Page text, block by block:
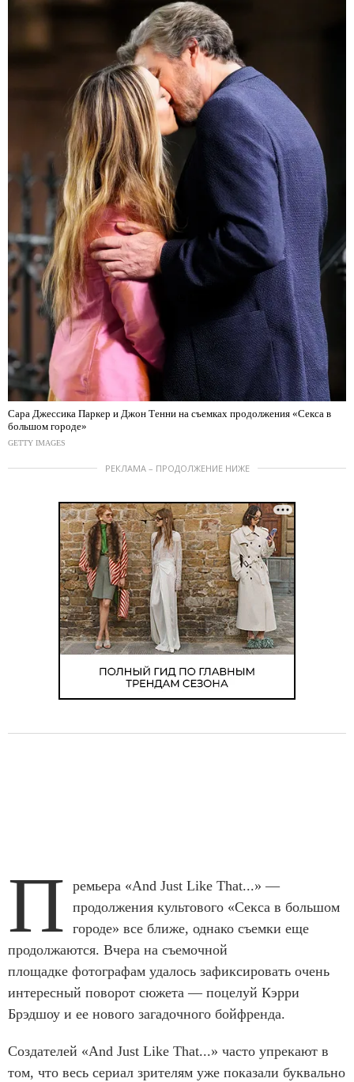
Сара Джессика Паркер и Джон Тенни на съемках продолжения «Секса в
большом городе»
GETTY IMAGES
РЕКЛАМА – ПРОДОЛЖЕНИЕ НИЖЕ
П ремьера «And Just Like That...» —
продолжения культового «Секса в большом
городе» все ближе, однако съемки еще
продолжаются. Вчера на съемочной
площадке фотографам удалось зафиксировать очень
интересный поворот сюжета — поцелуй Кэрри
Брэдшоу и ее нового загадочного бойфренда.
Создателей «And Just Like That...» часто упрекают в
том, что весь сериал зрителям уже показали буквально